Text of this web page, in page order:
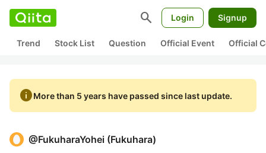
search Login Signup
Trend Stock List Question Official Event Official
infoMore than 5 years have passed since last update.
@FukuharaYohei (Fukuhara)